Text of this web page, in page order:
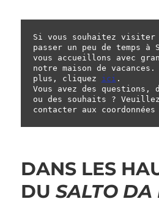
Si vous souhaitez visiter
passer un peu de temps à
vous accueillons avec
notre maison de
plus, cliquez ici .
Vous avez des questions,
ou des souhaits ?
contacter aux
DANS LES
DU SALTO DA